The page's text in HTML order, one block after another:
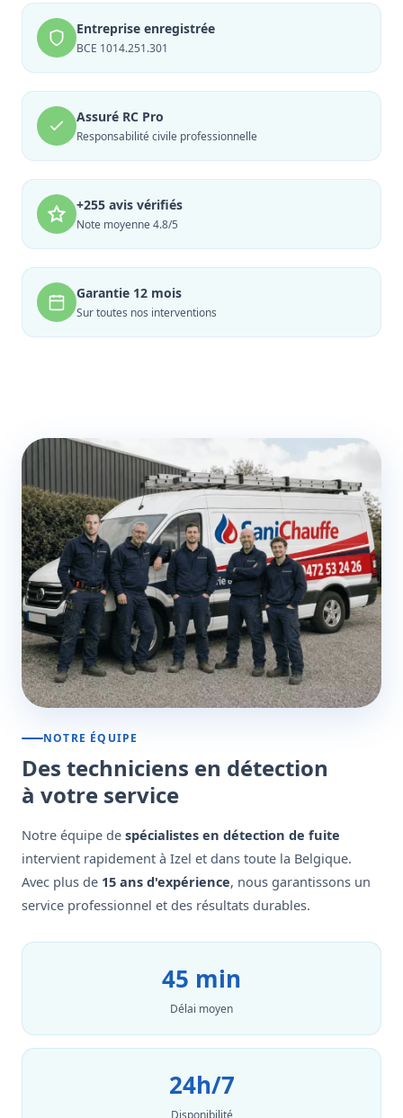
Entreprise enregistrée
BCE 1014.251.301
Assuré RC Pro
Responsabilité civile professionnelle
+255 avis vérifiés
Note moyenne 4.8/5
Garantie 12 mois
Sur toutes nos interventions
NOTRE ÉQUIPE
Des techniciens en détection
à votre service
Notre équipe de spécialistes en détection de fuite
intervient rapidement à Izel et dans toute la Belgique.
Avec plus de 15 ans d'expérience, nous garantissons un
service professionnel et des résultats durables.
45 min
Délai moyen
24h/7
Disponibilité